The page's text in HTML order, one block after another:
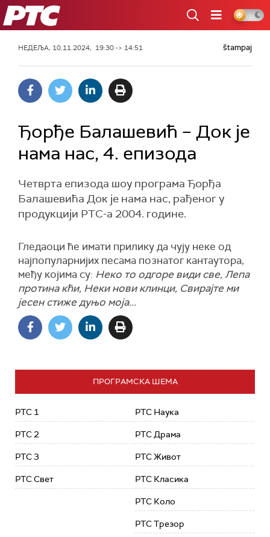
РТС
НЕДЕЉА, 10.11.2024, 19:30 -> 14:51 štampaj
Ђорђе Балашевић – Док је
нама нас, 4. епизода
Четврта епизода шоу програма Ђорђа
Балашевића Док је нама нас, рађеног у
продукцији РТС-а 2004. године.
Гледаоци ће имати прилику да чују неке од
најпопуларнијих песама познатог кантаутора,
међу којима су: Неко то одгоре види све, Лепа
протина кћи, Неки нови клинци, Свирајте ми
јесен стиже дуњо моја...
ПРОГРАМСКА ШЕМА
РТС 1
РТС 2
РТС 3
РТС Свет
РТС Наука
РТС Драма
РТС Живот
РТС Класика
РТС Коло
РТС Трезор